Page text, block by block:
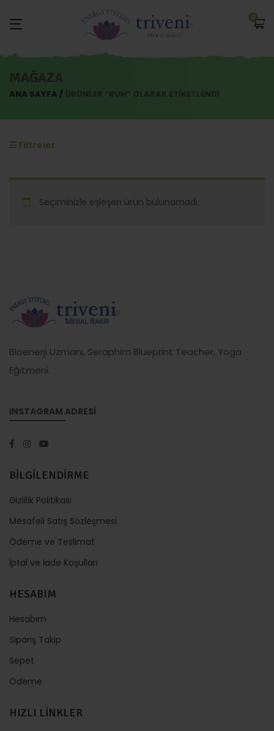
0
MAĞAZA
ANA SAYFA ÜRÜNLER “RUH” OLARAK ETIKETLENDI
Filtreler
Seçiminizle eşleşen ürün bulunamadı.
Bioenerji Uzmanı, Seraphim Blueprint Teacher, Yoga
Eğitmeni.
INSTAGRAM ADRESİ
BİLGİLENDİRME
Gizlilik Politikası
Mesafeli Satış Sözleşmesi
Ödeme ve Teslimat
İptal ve İade Koşulları
HESABIM
Hesabım
Sipariş Takip
Sepet
Ödeme
HIZLI LİNKLER